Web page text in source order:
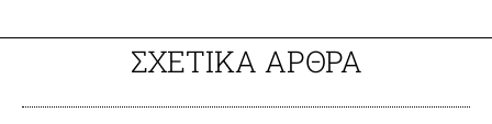
ΣΧΕΤΙΚΑ ΑΡΘΡΑ